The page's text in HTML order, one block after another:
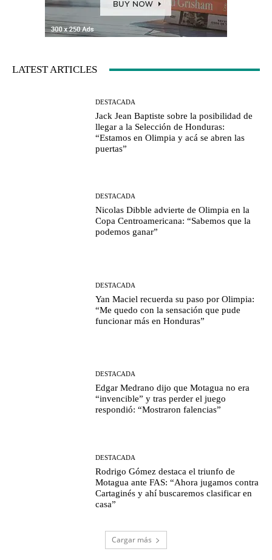
LATEST ARTICLES
DESTACADA
Jack Jean Baptiste sobre la posibilidad de
llegar a la Selección de Honduras:
“Estamos en Olimpia y acá se abren las
puertas”
DESTACADA
Nicolas Dibble advierte de Olimpia en la
Copa Centroamericana: “Sabemos que la
podemos ganar”
DESTACADA
Yan Maciel recuerda su paso por Olimpia:
“Me quedo con la sensación que pude
funcionar más en Honduras”
DESTACADA
Edgar Medrano dijo que Motagua no era
“invencible” y tras perder el juego
respondió: “Mostraron falencias”
DESTACADA
Rodrigo Gómez destaca el triunfo de
Motagua ante FAS: “Ahora jugamos contra
Cartaginés y ahí buscaremos clasificar en
casa”
Cargar más